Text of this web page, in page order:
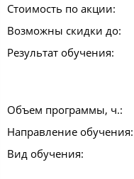
Стоимость по акции:
Возможны скидки до:
Результат обучения:
Объем программы, ч.:
Направление обучения:
Вид обучения: